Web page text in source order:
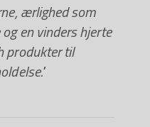
ærlighed som
en vinders hjerte
produkter til